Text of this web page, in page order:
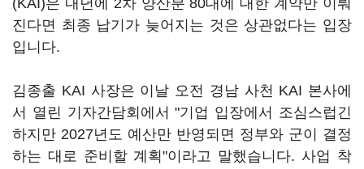
(KAI)은 내년에 2차 양산분 80대에 대한 계약만 이뤄
진다면 최종 납기가 늦어지는 것은 상관없다는 입장
입니다.
김종출 KAI 사장은 이날 오전 경남 사천 KAI 본사에
서 열린 기자간담회에서 "기업 입장에서 조심스럽긴
하지만 2027년도 예산만 반영되면 정부와 군이 결정
하는 대로 준비할 계획"이라고 말했습니다. 사업 착